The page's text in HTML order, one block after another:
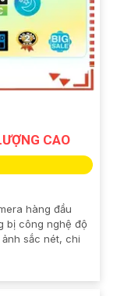
CAO
hàng đầu
bị công nghệ độ
sắc nét, chi